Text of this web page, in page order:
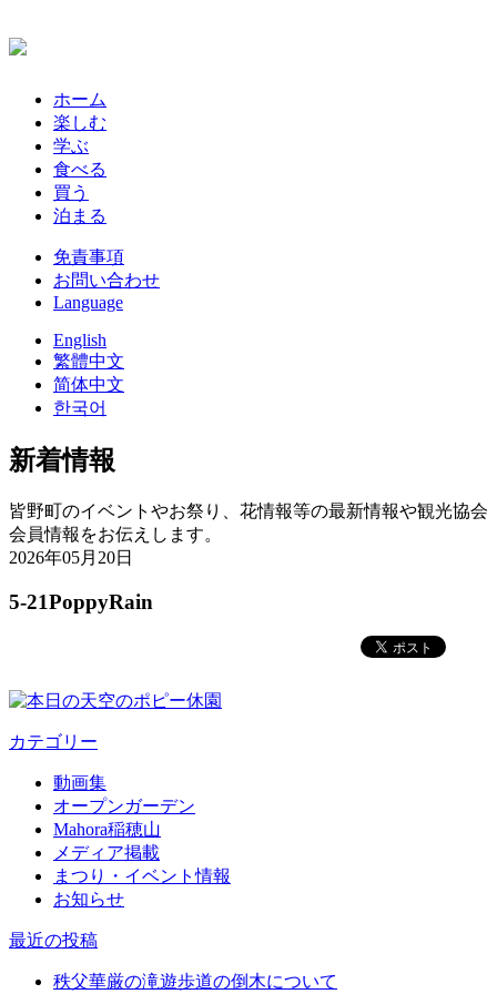
ホーム
楽しむ
学ぶ
食べる
買う
泊まる
免責事項
お問い合わせ
Language
English
繁體中文
简体中文
한국어
新着情報
皆野町のイベントやお祭り、花情報等の最新情報や観光協会
会員情報をお伝えします。
2026年05月20日
5-21PoppyRain
カテゴリー
動画集
オープンガーデン
Mahora稲穂山
メディア掲載
まつり・イベント情報
お知らせ
最近の投稿
秩父華厳の滝遊歩道の倒木について